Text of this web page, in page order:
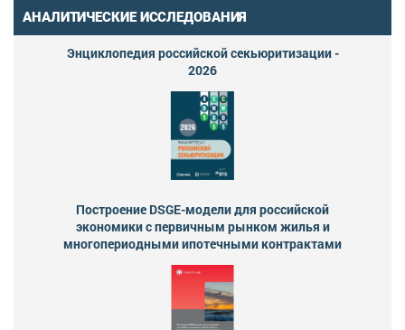
АНАЛИТИЧЕСКИЕ ИССЛЕДОВАНИЯ
Энциклопедия российской секьюритизации -
2026
Построение DSGE-модели для российской
экономики с первичным рынком жилья и
многопериодными ипотечными контрактами